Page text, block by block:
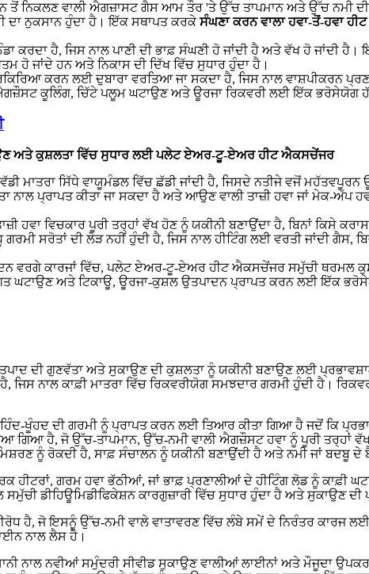
ਤੋਂ ਨਿਕਲਣ ਵਾਲੀ ਐਗਜ਼ਾਸਟ ਗੈਸ ਆਮ ਤੌਰ 'ਤੇ ਉੱਚ ਤਾਪਮਾਨ ਅਤੇ ਉੱਚ ਨਮੀ
ਦਾ ਨੁਕਸਾਨ ਹੁੰਦਾ ਹੈ। ਇੱਕ ਸਥਾਪਤ ਕਰਕੇਸੰਘਣਾ ਕਰਨ ਵਾਲਾ ਹਵਾ-ਤੋਂ-ਹਵਾ
ਕਰਦਾ ਹੈ, ਜਿਸ ਨਾਲ ਪਾਣੀ ਦੀ ਭਾਫ਼ ਸੰਘਣੀ ਹੋ ਜਾਂਦੀ ਹੈ ਅਤੇ ਵੱਖ ਹੋ ਜਾਂਦੀ
ਹੋ ਜਾਂਦੇ ਹਨ ਅਤੇ ਨਿਕਾਸ ਦੀ ਦਿੱਖ ਵਿੱਚ ਸੁਧਾਰ ਹੁੰਦਾ ਹੈ।
ਕਰਨ ਲਈ ਦੁਬਾਰਾ ਵਰਤਿਆ ਜਾ ਸਕਦਾ ਹੈ, ਜਿਸ ਨਾਲ ਵਾਸ਼ਪੀਕਰਨ
ਕੂਲਿੰਗ, ਚਿੱਟੇ ਪਲੂਮ ਘਟਾਉਣ ਅਤੇ ਊਰਜਾ ਰਿਕਵਰੀ ਲਈ ਇੱਕ ਭਰੋਸੇਯੋਗ
ਅਤੇ ਕੁਸ਼ਲਤਾ ਵਿੱਚ ਸੁਧਾਰ ਲਈ ਪਲੇਟ ਏਅਰ-ਟੂ-ਏਅਰ ਹੀਟ ਐਕਸਚੇਂਜਰ
ਮਾਤਰਾ ਸਿੱਧੇ ਵਾਯੂਮੰਡਲ ਵਿੱਚ ਛੱਡੀ ਜਾਂਦੀ ਹੈ, ਜਿਸਦੇ ਨਤੀਜੇ ਵਜੋਂ
ਪ੍ਰਾਪਤ ਕੀਤਾ ਜਾ ਸਕਦਾ ਹੈ ਅਤੇ ਆਉਣ ਵਾਲੀ ਤਾਜ਼ੀ ਹਵਾ ਜਾਂ ਮੇਕ-ਅੱਪ
ਵਿਚਕਾਰ ਪੂਰੀ ਤਰ੍ਹਾਂ ਵੱਖ ਹੋਣ ਨੂੰ ਯਕੀਨੀ ਬਣਾਉਂਦਾ ਹੈ, ਬਿਨਾਂ ਕਿਸੇ
ਸਰੋਤਾਂ ਦੀ ਲੋੜ ਨਹੀਂ ਹੁੰਦੀ ਹੈ, ਜਿਸ ਨਾਲ ਹੀਟਿੰਗ ਲਈ ਵਰਤੀ ਜਾਂਦੀ ਗੈਸ,
ਕਾਰਜਾਂ ਵਿੱਚ, ਪਲੇਟ ਏਅਰ-ਟੂ-ਏਅਰ ਹੀਟ ਐਕਸਚੇਂਜਰ ਸਮੁੱਚੀ ਥਰਮਲ
ਘਟਾਉਣ ਅਤੇ ਟਿਕਾਊ, ਊਰਜਾ-ਕੁਸ਼ਲ ਉਤਪਾਦਨ ਪ੍ਰਾਪਤ ਕਰਨ ਲਈ ਇੱਕ
ਦੀ ਗੁਣਵੱਤਾ ਅਤੇ ਸੁਕਾਉਣ ਦੀ ਕੁਸ਼ਲਤਾ ਨੂੰ ਯਕੀਨੀ ਬਣਾਉਣ ਲਈ
ਜਿਸ ਨਾਲ ਕਾਫ਼ੀ ਮਾਤਰਾ ਵਿੱਚ ਰਿਕਵਰੀਯੋਗ ਸਮਝਦਾਰ ਗਰਮੀ ਹੁੰਦੀ ਹੈ।
ਦੀ ਗਰਮੀ ਨੂੰ ਪ੍ਰਾਪਤ ਕਰਨ ਲਈ ਤਿਆਰ ਕੀਤਾ ਗਿਆ ਹੈ ਜਦੋਂ ਕਿ
ਹੈ, ਜੋ ਉੱਚ-ਤਾਪਮਾਨ, ਉੱਚ-ਨਮੀ ਵਾਲੀ ਐਗਜ਼ੌਸਟ ਹਵਾ ਨੂੰ ਪੂਰੀ ਤਰ੍ਹਾਂ ਵੱਖ
ਨੂੰ ਰੋਕਦੀ ਹੈ, ਸਾਫ਼ ਸੰਚਾਲਨ ਨੂੰ ਯਕੀਨੀ ਬਣਾਉਂਦੀ ਹੈ ਅਤੇ ਨਮੀ ਜਾਂ ਬਦਬੂ
ਹੀਟਰਾਂ, ਗਰਮ ਹਵਾ ਭੱਠੀਆਂ, ਜਾਂ ਭਾਫ਼ ਪ੍ਰਣਾਲੀਆਂ ਦੇ ਹੀਟਿੰਗ ਲੋਡ ਨੂੰ ਕਾਫ਼ੀ
ਡੀਹਿਊਮਿਡੀਫਿਕੇਸ਼ਨ ਕਾਰਗੁਜ਼ਾਰੀ ਵਿੱਚ ਸੁਧਾਰ ਹੁੰਦਾ ਹੈ ਅਤੇ ਸੁਕਾਉਣ
ਹੈ, ਜੋ ਇਸਨੂੰ ਉੱਚ-ਨਮੀ ਵਾਲੇ ਵਾਤਾਵਰਣ ਵਿੱਚ ਲੰਬੇ ਸਮੇਂ ਦੇ ਨਿਰੰਤਰ ਕਾਰਜ ਲਈ
ਨਾਲ ਲੈਸ ਹੈ।
ਨਾਲ ਨਵੀਆਂ ਸਮੁੰਦਰੀ ਸੀਵੀਡ ਸੁਕਾਉਣ ਵਾਲੀਆਂ ਲਾਈਨਾਂ ਅਤੇ ਮੌਜੂਦਾ